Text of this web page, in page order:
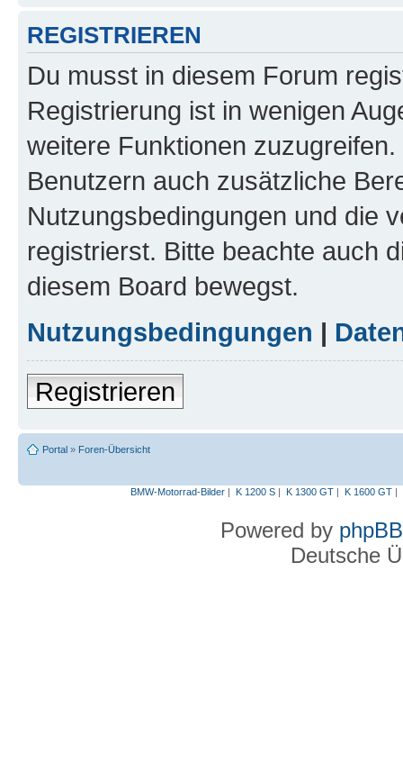
REGISTRIEREN
Du musst in diesem Forum
Registrierung ist in wenigen
weitere Funktionen
Benutzern auch zusätzliche
Nutzungsbedingungen und die
registrierst. Bitte beachte auch
diesem Board bewegst.
Nutzungsbedingungen |
Registrieren
Portal » Foren-Übersicht
BMW-Motorrad-Bilder| K 1200 S| K 1300 GT| K 1600 GT|
Powered by phpBB
Deutsche